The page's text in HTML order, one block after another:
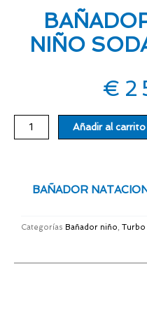
NIÑO
€
BAÑADOR
NATACION
Añadir al carrito
BAÑADOR
Categorías Bañador niño, Turbo